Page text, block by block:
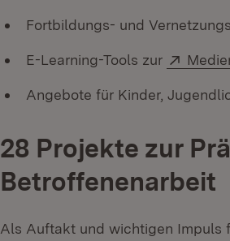
Fortbildungs- und
E-Learning-Tools zur
Angebote für Kinder,
28 Projekte zur
Betroffenenarbeit
Als Auftakt und wichtigen Impuls